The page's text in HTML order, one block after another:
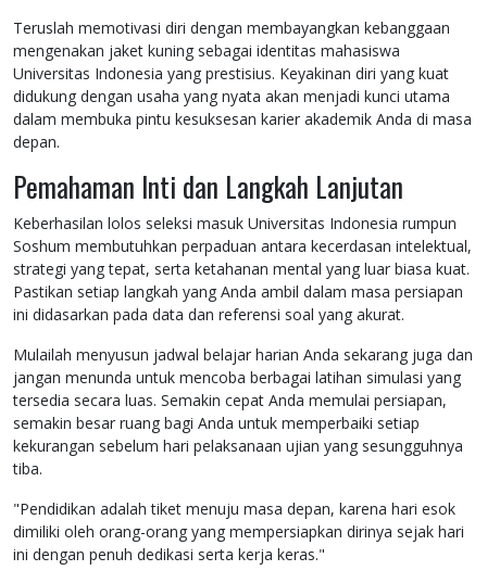
Teruslah memotivasi diri dengan membayangkan kebanggaan
mengenakan jaket kuning sebagai identitas mahasiswa
Universitas Indonesia yang prestisius. Keyakinan diri yang kuat
didukung dengan usaha yang nyata akan menjadi kunci utama
dalam membuka pintu kesuksesan karier akademik Anda di masa
depan.
Pemahaman Inti dan Langkah Lanjutan
Keberhasilan lolos seleksi masuk Universitas Indonesia rumpun
Soshum membutuhkan perpaduan antara kecerdasan intelektual,
strategi yang tepat, serta ketahanan mental yang luar biasa kuat.
Pastikan setiap langkah yang Anda ambil dalam masa persiapan
ini didasarkan pada data dan referensi soal yang akurat.
Mulailah menyusun jadwal belajar harian Anda sekarang juga dan
jangan menunda untuk mencoba berbagai latihan simulasi yang
tersedia secara luas. Semakin cepat Anda memulai persiapan,
semakin besar ruang bagi Anda untuk memperbaiki setiap
kekurangan sebelum hari pelaksanaan ujian yang sesungguhnya
tiba.
"Pendidikan adalah tiket menuju masa depan, karena hari esok
dimiliki oleh orang-orang yang mempersiapkan dirinya sejak hari
ini dengan penuh dedikasi serta kerja keras."